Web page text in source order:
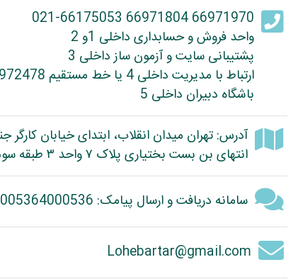
66971970 66971804 021-66175053
واحد فروش و حسابداری داخلی 1و 2
پشتیبانی سایت و آزمون ساز داخلی 3
ارتباط با مدیریت داخلی 4 یا خط مستقیم 66972478
باشگاه دبیران داخلی 5
آدرس: تهران میدان انقلاب، ابتدای خیابان کارگر
انتهای بن بست بختیاری پلاک ۷ واحد ۳ طبقه سوم کد پستی: 1314614363
سامانه دریافت و ارسال پیامک: 30005364000536
Lohebartar@gmail.com